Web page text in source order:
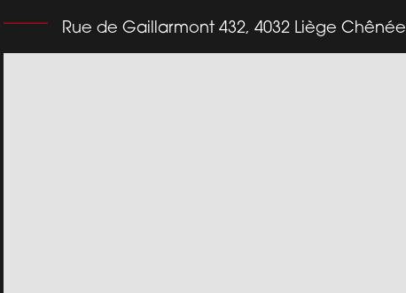
Rue de Gaillarmont 432, 4032 Liège Chênée